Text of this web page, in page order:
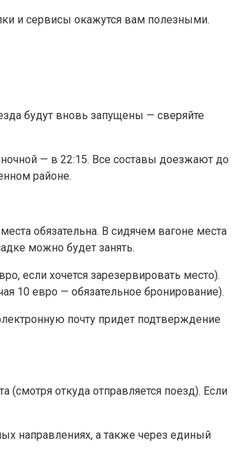
и сервисы окажутся вам полезными.
будут вновь запущены — сверяйте
— в 22:15. Все составы доезжают до
районе.
обязательна. В сидячем вагоне места
можно будет занять.
если хочется зарезервировать место).
10 евро — обязательное бронирование).
почту придет подтверждение
откуда отправляется поезд). Если
направлениях, а также через единый